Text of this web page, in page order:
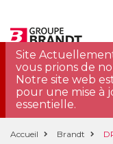
Site
vous prions de
Notre site web
pour une mise à
essentielle.
Accueil Brandt